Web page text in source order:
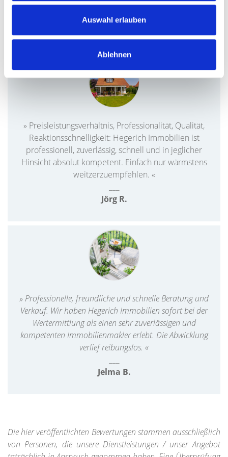
Auswahl erlauben
Ablehnen
Elfriede O.
» Preisleistungsverhältnis, Professionalität, Qualität,
Reaktionsschnelligkeit: Hegerich Immobilien ist
professionell, zuverlässig, schnell und in jeglicher
Hinsicht absolut kompetent. Einfach nur wärmstens
weitzerzuempfehlen. «
Jörg R.
» Professionelle, freundliche und schnelle Beratung und
Verkauf. Wir haben Hegerich Immobilien sofort bei der
Wertermittlung als einen sehr zuverlässigen und
kompetenten Immobilienmakler erlebt. Die Abwicklung
verlief reibungslos. «
Jelma B.
Die hier veröffentlichten Bewertungen stammen ausschließlich
von Personen, die unsere Dienstleistungen / unser Angebot